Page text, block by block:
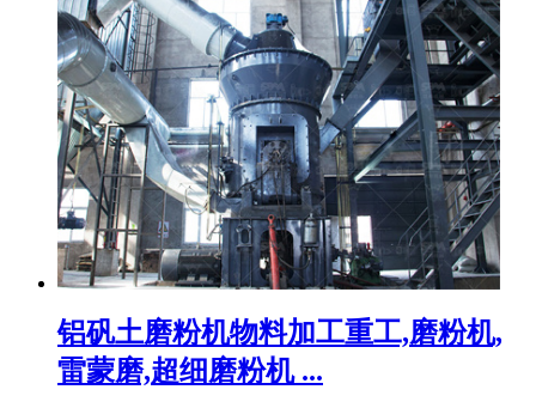
铝矾土磨粉机物料加工重工,磨粉机,
雷蒙磨,超细磨粉机 ...